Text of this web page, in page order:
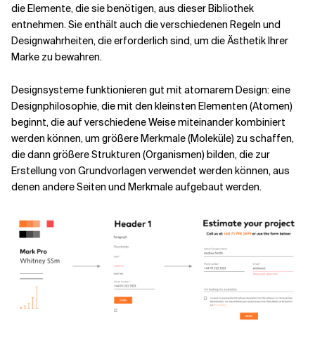
die Elemente, die sie benötigen, aus dieser Bibliothek
entnehmen. Sie enthält auch die verschiedenen Regeln und
Designwahrheiten, die erforderlich sind, um die Ästhetik Ihrer
Marke zu bewahren.
Designsysteme funktionieren gut mit atomarem Design: eine
Designphilosophie, die mit den kleinsten Elementen (Atomen)
beginnt, die auf verschiedene Weise miteinander kombiniert
werden können, um größere Merkmale (Moleküle) zu schaffen,
die dann größere Strukturen (Organismen) bilden, die zur
Erstellung von Grundvorlagen verwendet werden können, aus
denen andere Seiten und Merkmale aufgebaut werden.